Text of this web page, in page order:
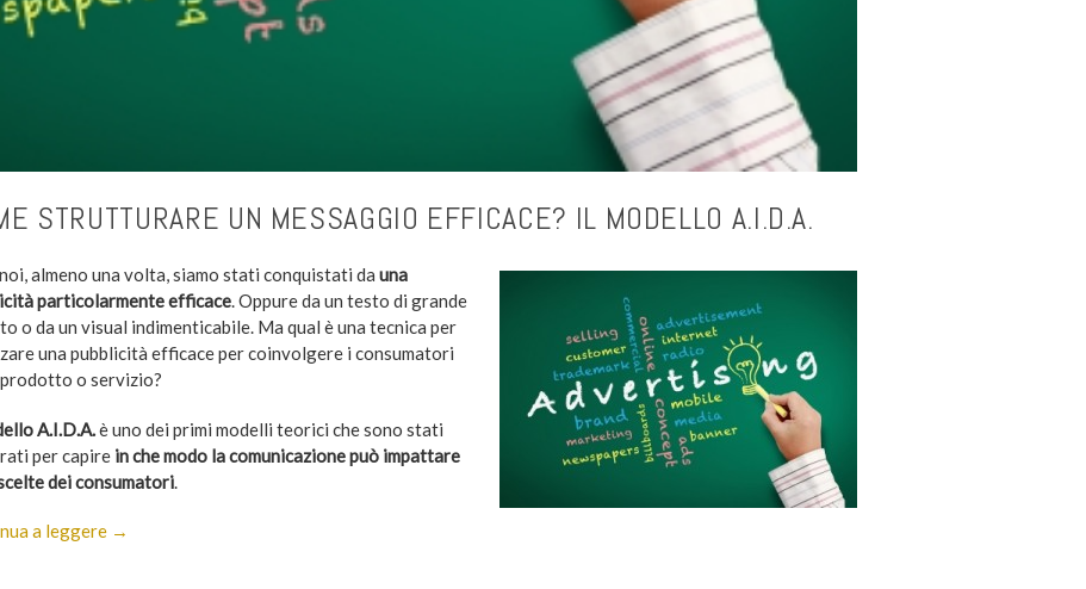
STRUTTURARE UN MESSAGGIO EFFICACE? IL MODELLO A.I.D.A.
almeno una volta, siamo stati conquistati da una
particolarmente efficace. Oppure da un testo di grande
o da un visual indimenticabile. Ma qual è una tecnica per
una pubblicità efficace per coinvolgere i consumatori
prodotto o servizio?
A.I.D.A.è uno dei primi modelli teorici che sono stati
per capire in che modo la comunicazione può impattare
dei consumatori.
a leggere →